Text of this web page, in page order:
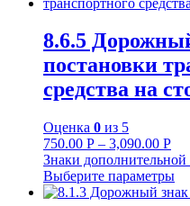
8.6.5
постановки
средства на
Оценка 0 из 5
750.00 Р – 3,090.00 Р
Знаки
Выберите параметры